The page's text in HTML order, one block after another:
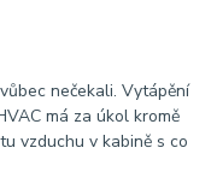
nečekali. Vytápění
má za úkol kromě
vzduchu v kabině s co